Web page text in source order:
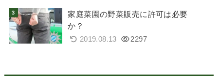
家庭菜園の野菜販売に許可は必要
か？
2019.08.13 2297